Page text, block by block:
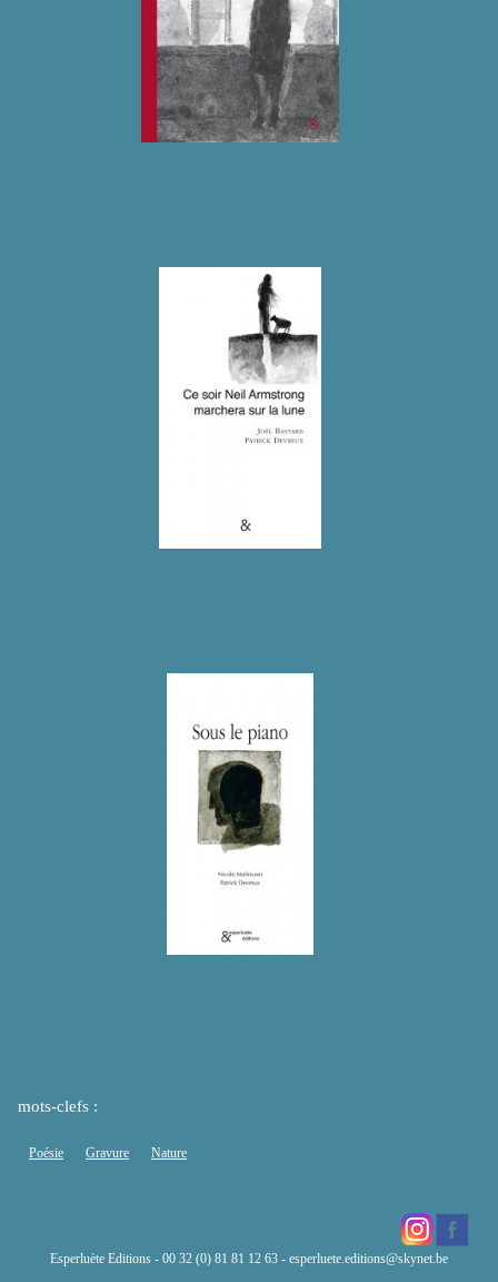
mots-clefs :
Poésie Gravure Nature
Esperluète Editions - 00 32 (0) 81 81 12 63 - esperluete.editions@skynet.be